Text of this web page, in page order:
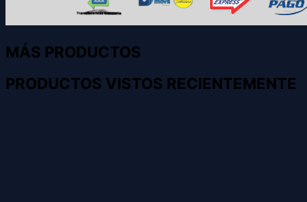
MÁS PRODUCTOS
PRODUCTOS VISTOS RECIENTEMENTE